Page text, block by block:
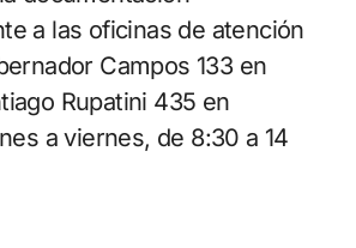
a las oficinas de atención
Campos 133 en
Rupatini 435 en
a viernes, de 8:30 a 14